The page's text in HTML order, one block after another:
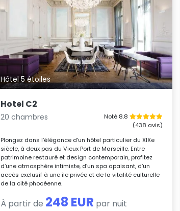
Hôtel 5 étoiles
Hotel C2
20 chambres
Noté 8.8
(438 avis)
Plongez dans l’élégance d’un hôtel particulier du XIXe
siècle, à deux pas du Vieux Port de Marseille. Entre
patrimoine restauré et design contemporain, profitez
d’une atmosphère intimiste, d’un spa apaisant, d’un
accès exclusif à une île privée et de la vitalité culturelle
de la cité phocéenne.
À partir de 248 EUR par nuit